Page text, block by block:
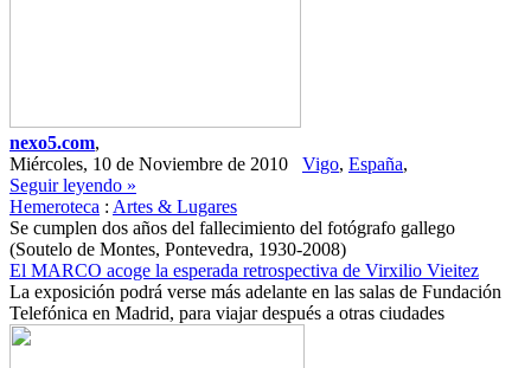
nexo5.com,
Miércoles, 10 de Noviembre de 2010 Vigo, España,
Seguir leyendo »
Hemeroteca : Artes & Lugares
Se cumplen dos años del fallecimiento del fotógrafo gallego
(Soutelo de Montes, Pontevedra, 1930-2008)
El MARCO acoge la esperada retrospectiva de Virxilio Vieitez
La exposición podrá verse más adelante en las salas de Fundación
Telefónica en Madrid, para viajar después a otras ciudades